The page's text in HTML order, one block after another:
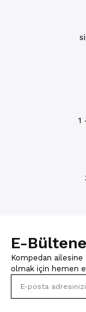
1
E-
Kompedan
olmak için hemen